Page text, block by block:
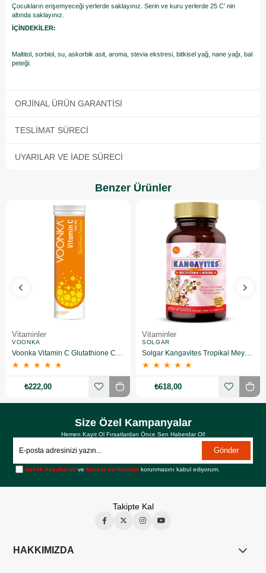
Çocukların erişemyeceği yerlerde saklayınız. Serin ve kuru yerlerde 25 C’ nin
altında saklayınız.
İÇİNDEKİLER:
Maltitol, sorbiol, su, askorbik asit, aroma, stevia ekstresi, bitkisel yağ, nane yağı, bal
peteği.
ORJINAL ÜRÜN GARANTISI
TESLIMAT SÜRECI
UYARILAR VE İADE SÜRECI
Benzer Ürünler
Vitaminler
VOONKA
★ ★ ★ ★ ★
₺222,00
Vitaminler
SOLGAR
★ ★ ★ ★ ★
₺618,00
Size Özel Kampanyalar
Hemen Kayıt Ol Fırsatlardan Önce Sen Haberdar Ol!
Gönder
Üyelik koşullarını vekişisel verilerimin korunmasını kabul ediyorum.
Takipte Kal
HAKKIMIZDA